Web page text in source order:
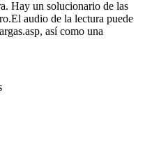
Hay un solucionario de las
audio de la lectura puede
así como una